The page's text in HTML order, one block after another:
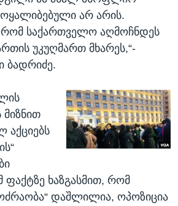
არ არის.
რომ საქართველო აღმოჩნდეს
უკუღმართ მხარეს,“-
ბადრიძე.
აქციებს
ფაქტზე ხაზგასმით, რომ
დაშლილია, ოპოზიცია